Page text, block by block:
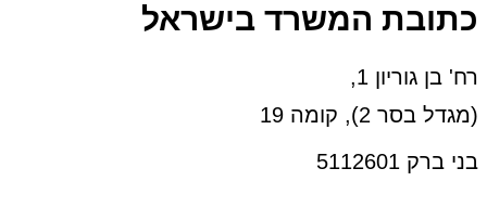
כתובת המשרד בישראל
רח' בן גוריון 1,
(מגדל בסר 2), קומה 19
בני ברק 5112601